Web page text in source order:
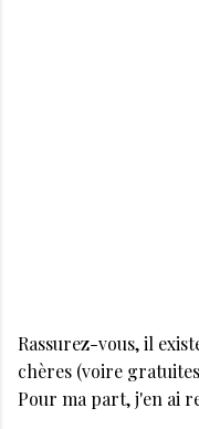
Rassurez-vous, il
chères (voire
Pour ma part, j'en ai